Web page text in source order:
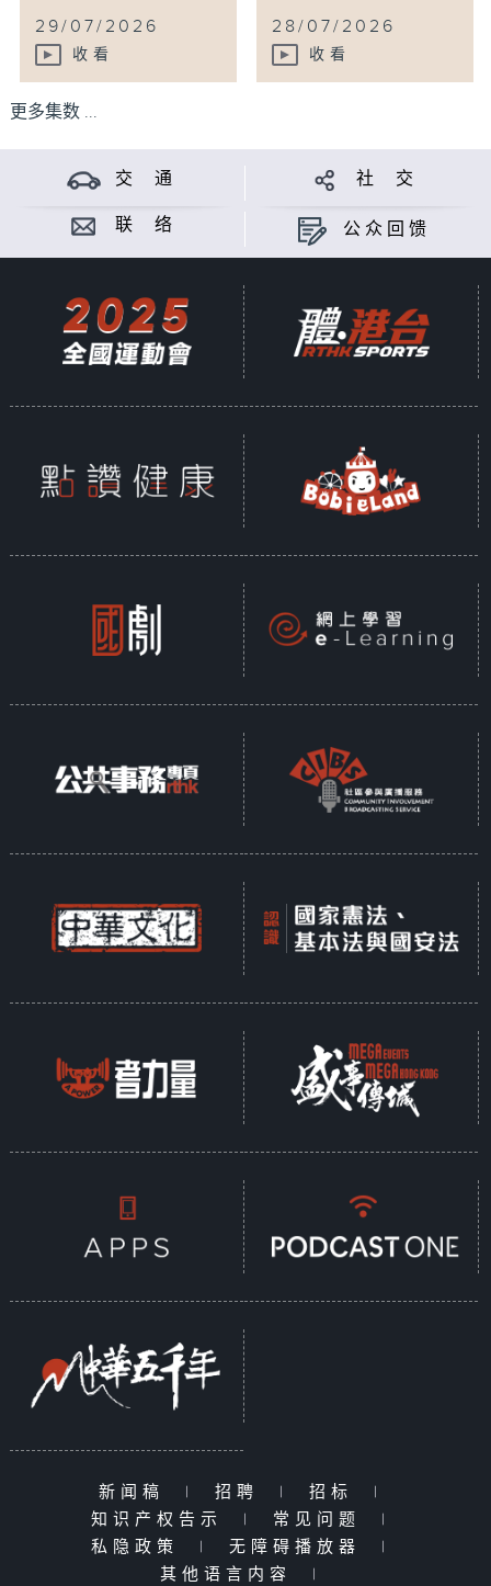
29/07/2026
收看
28/07/2026
收看
更多集数 ...
交 通 社 交
联 络 公众回馈
新闻稿 | 招聘 | 招标
|
知识产权告示
| 常见问题
|
私隐政策
| 无障碍播放器
|
其他语言内容
|